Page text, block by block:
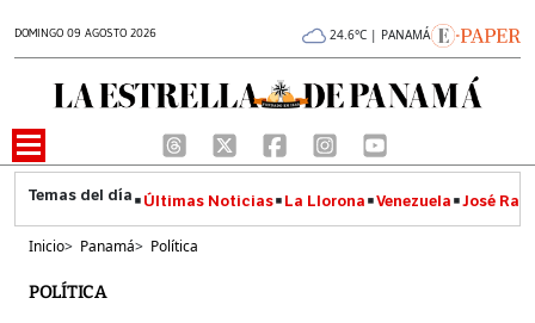
DOMINGO 09 AGOSTO 2026 24.6°C | PANAMÁ
Últimas Noticias La Llorona Venezuela José
Inicio> Panamá> Política
POLÍTICA